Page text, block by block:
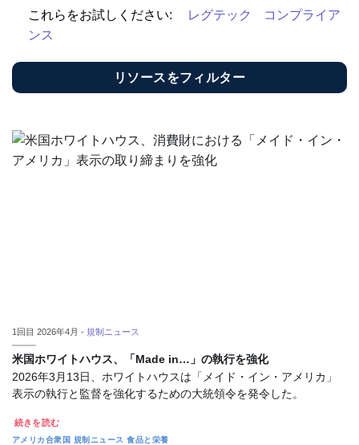
これらをお試しください: レグテック
コンプライア
ンス
リソースをフィルター
1回目 2026年4月 - 規制ニュース
米国ホワイトハウス、「Made in…」の執行を強化
2026年3月13日、ホワイトハウスは「メイド・イン・アメリカ」
表示の執行と監督を強化するための大統領令を発令した。
続きを読む
アメリカ合衆国 規制ニュース 食品と栄養